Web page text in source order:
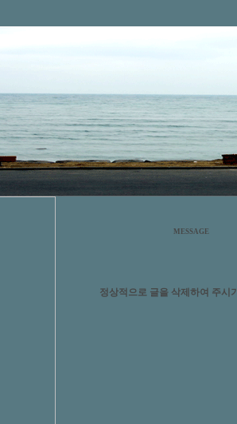
MESSAGE
정상적으로 글을 삭제하여 주시